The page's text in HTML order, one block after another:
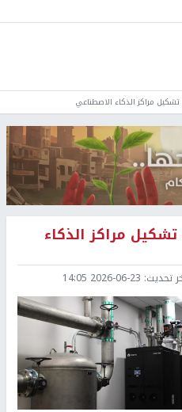
مراكز الذكاء الاصطناعي
مراكز الذكاء
تحديث: 2026-06-23 14:05